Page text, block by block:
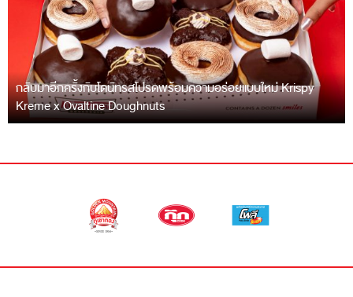
กลับมาอีกครั้งกับโดนัทรสโปรดพร้อมความอร่อยแบบใหม่ Krispy
Kreme x Ovaltine Doughnuts